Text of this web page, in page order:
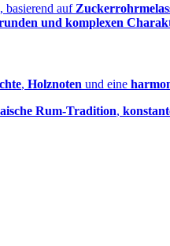
, basierend auf
und komplexen
, Holznoten und eine
Rum‑Tradition,